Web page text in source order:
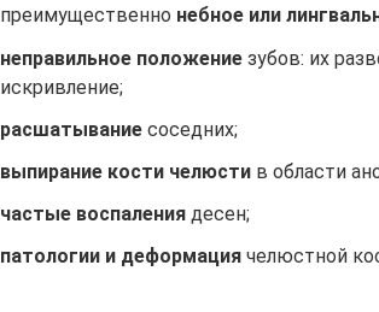
преимущественно небное или
неправильное положение зубов: их
искривление;
расшатывание соседних;
выпирание кости челюсти в области
частые воспаления десен;
патологии и деформация челюстной